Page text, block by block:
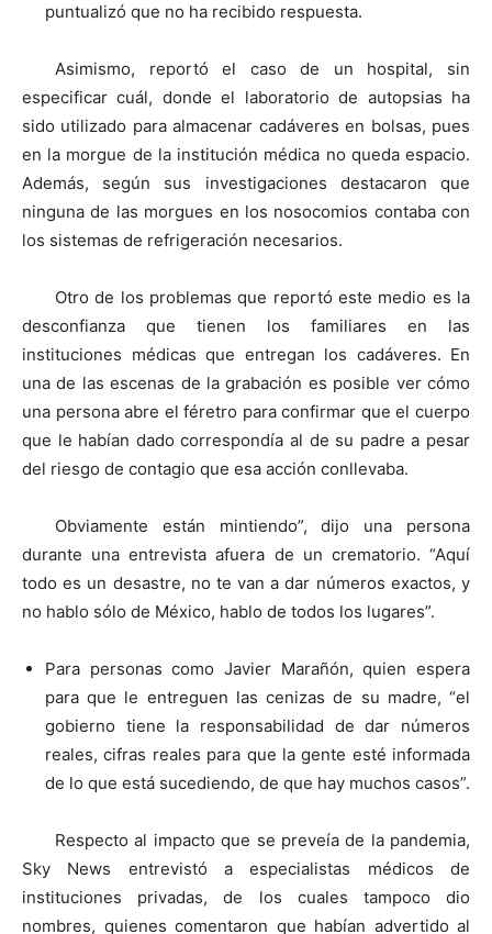
puntualizó que no ha recibido respuesta.
Asimismo, reportó el caso de un hospital, sin
especificar cuál, donde el laboratorio de autopsias ha
sido utilizado para almacenar cadáveres en bolsas, pues
en la morgue de la institución médica no queda espacio.
Además, según sus investigaciones destacaron que
ninguna de las morgues en los nosocomios contaba con
los sistemas de refrigeración necesarios.
Otro de los problemas que reportó este medio es la
desconfianza que tienen los familiares en las
instituciones médicas que entregan los cadáveres. En
una de las escenas de la grabación es posible ver cómo
una persona abre el féretro para confirmar que el cuerpo
que le habían dado correspondía al de su padre a pesar
del riesgo de contagio que esa acción conllevaba.
Obviamente están mintiendo”, dijo una persona
durante una entrevista afuera de un crematorio. “Aquí
todo es un desastre, no te van a dar números exactos, y
no hablo sólo de México, hablo de todos los lugares”.
Para personas como Javier Marañón, quien espera
para que le entreguen las cenizas de su madre, “el
gobierno tiene la responsabilidad de dar números
reales, cifras reales para que la gente esté informada
de lo que está sucediendo, de que hay muchos casos”.
Respecto al impacto que se preveía de la pandemia,
Sky News entrevistó a especialistas médicos de
instituciones privadas, de los cuales tampoco dio
nombres, quienes comentaron que habían advertido al